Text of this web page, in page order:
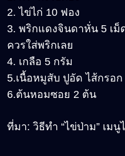
2. ไข่ไก่ 10 ฟอง
3. พริกแดงจินดาหั่น 5 เม็
ควรใส่พริกเลย
4. เกลือ 5 กรัม
5.เนื้อหมูสับ ปูอัด ไส้กรอ
6.ต้นหอมซอย 2 ต้น
ที่มา: วิธีทำ “ไข่ป่าม” เม